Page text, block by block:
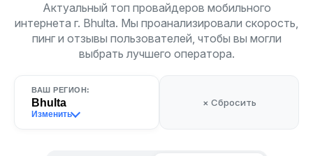
Актуальный топ провайдеров мобильного
интернета г. Bhulta. Мы проанализировали скорость,
пинг и отзывы пользователей, чтобы вы могли
выбрать лучшего оператора.
ВАШ РЕГИОН:
Bhulta
Изменить
× Сбросить